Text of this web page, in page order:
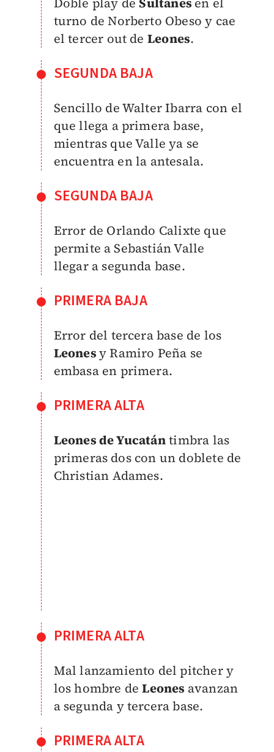
turno de Norberto Obeso y cae
el tercer out de Leones.
SEGUNDA BAJA
Sencillo de Walter Ibarra con el
que llega a primera base,
mientras que Valle ya se
encuentra en la antesala.
SEGUNDA BAJA
Error de Orlando Calixte que
permite a Sebastián Valle
llegar a segunda base.
PRIMERA BAJA
Error del tercera base de los
Leonesy Ramiro Peña se
embasa en primera.
PRIMERA ALTA
Leones de Yucatántimbra las
primeras dos con un doblete de
Christian Adames.
PRIMERA ALTA
Mal lanzamiento del pitcher y
los hombre deLeones avanzan
a segunda y tercera base.
PRIMERA ALTA